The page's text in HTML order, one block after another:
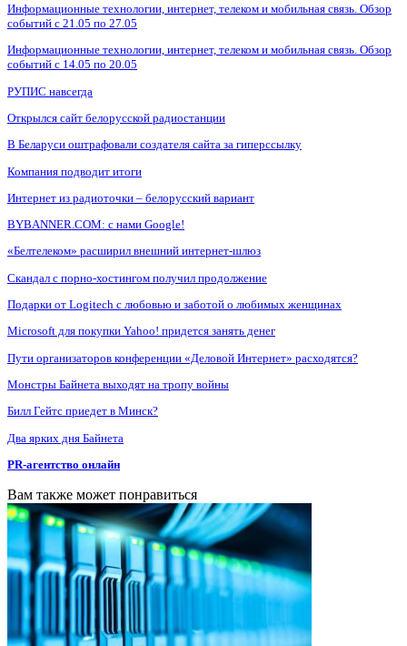
Информационные технологии, интернет, телеком и мобильная связь. Обзор
событий с 21.05 по 27.05
Информационные технологии, интернет, телеком и мобильная связь. Обзор
событий с 14.05 по 20.05
РУПИС навсегда
Открылся сайт белорусской радиостанции
В Беларуси оштрафовали создателя сайта за гиперссылку
Компания подводит итоги
Интернет из радиоточки – белорусский вариант
BYBANNER.COM: c нами Google!
«Белтелеком» расширил внешний интернет-шлюз
Скандал с порно-хостингом получил продолжение
Подарки от Logitech с любовью и заботой о любимых женщинах
Microsoft для покупки Yahoo! придется занять денег
Пути организаторов конференции «Деловой Интернет» расходятся?
Монстры Байнета выходят на тропу войны
Билл Гейтс приедет в Минск?
Два ярких дня Байнета
PR-агентство онлайн
Вам также может понравиться